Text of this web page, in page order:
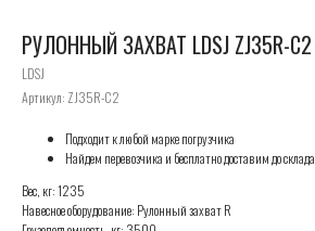
РУЛОННЫЙ ЗАХВАТ LDSJ ZJ35R-C2
LDSJ
Артикул: ZJ35R-C2
Подходит к любой марке погрузчика
Найдем перевозчика и бесплатно доставим до склада
Вес, кг: 1235
Навесное оборудование: Рулонный захват R